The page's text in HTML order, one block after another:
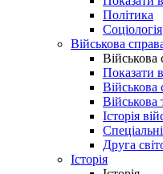
Політика
Соціологія
Військова
Військова
Показати
Військова
Військова
Історія
Друга
Історія